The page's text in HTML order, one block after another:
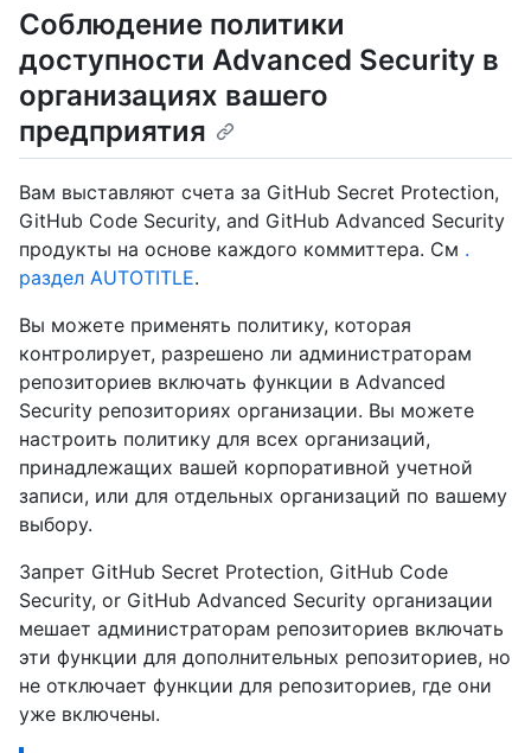
Соблюдение политики
доступности Advanced Security в
организациях вашего
предприятия
Вам выставляют счета за GitHub Secret Protection,
GitHub Code Security, and GitHub Advanced Security
продукты на основе каждого коммиттера. См .
раздел AUTOTITLE.
Вы можете применять политику, которая
контролирует, разрешено ли администраторам
репозиториев включать функции в Advanced
Security репозиториях организации. Вы можете
настроить политику для всех организаций,
принадлежащих вашей корпоративной учетной
записи, или для отдельных организаций по вашему
выбору.
Запрет GitHub Secret Protection, GitHub Code
Security, or GitHub Advanced Security организации
мешает администраторам репозиториев включать
эти функции для дополнительных репозиториев, но
не отключает функции для репозиториев, где они
уже включены.